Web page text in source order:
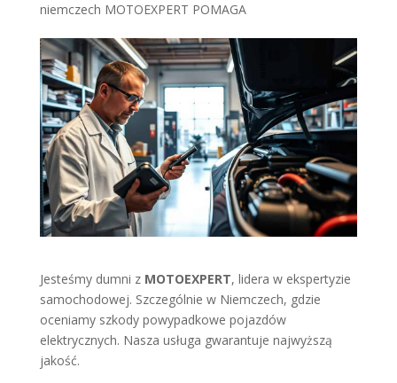
niemczech MOTOEXPERT POMAGA
Jesteśmy dumni z MOTOEXPERT, lidera w ekspertyzie
samochodowej. Szczególnie w Niemczech, gdzie
oceniamy szkody powypadkowe pojazdów
elektrycznych. Nasza usługa gwarantuje najwyższą
jakość.